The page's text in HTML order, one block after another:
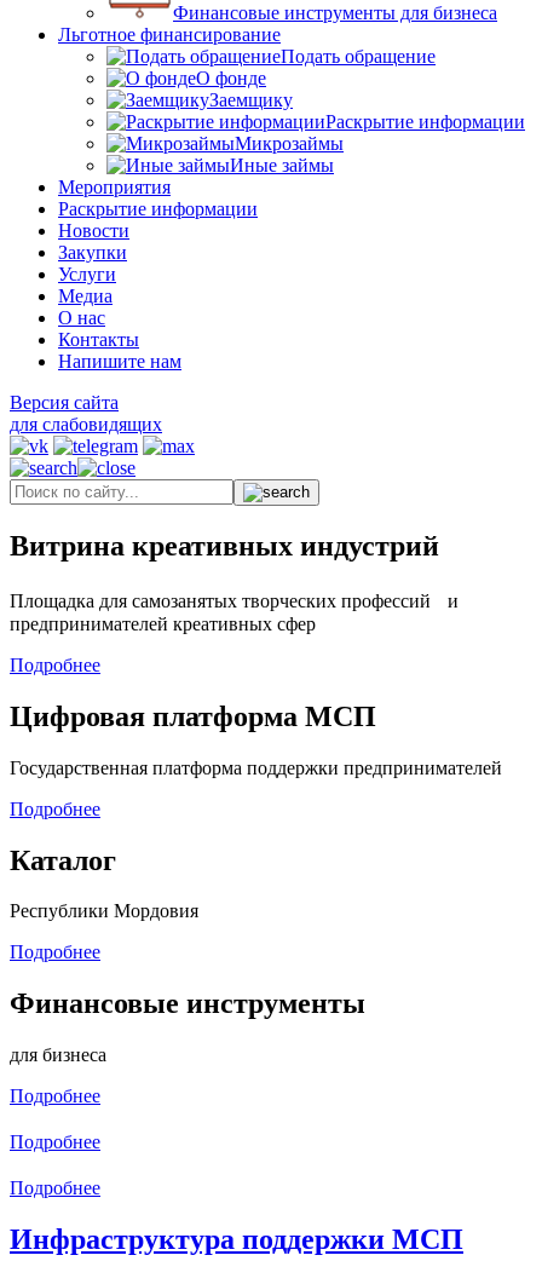
Финансовые инструменты для бизнеса
Льготное финансирование
Подать обращение
О фонде
Заемщику
Раскрытие информации
Микрозаймы
Иные займы
Мероприятия
Раскрытие информации
Новости
Закупки
Услуги
Медиа
О нас
Контакты
Напишите нам
Версия сайта
для слабовидящих
Витрина креативных индустрий
Площадка для самозанятых творческих профессий и
предпринимателей креативных сфер
Подробнее
Цифровая платформа МСП
Государственная платформа поддержки предпринимателей
Подробнее
Каталог
Республики Мордовия
Подробнее
Финансовые инструменты
для бизнеса
Подробнее
Подробнее
Подробнее
Инфраструктура поддержки МСП